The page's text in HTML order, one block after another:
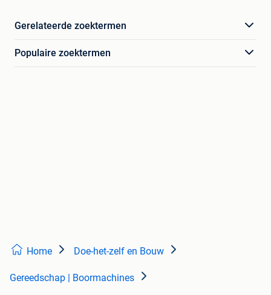
Gerelateerde zoektermen
Populaire zoektermen
Home Doe-het-zelf en Bouw
Gereedschap | Boormachines